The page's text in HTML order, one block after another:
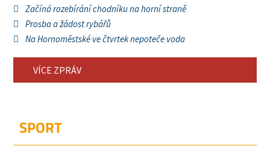
Začíná rozebírání chodníku na horní straně
Prosba a žádost rybářů
Na Hornoměstské ve čtvrtek nepoteče voda
VÍCE ZPRÁV
SPORT